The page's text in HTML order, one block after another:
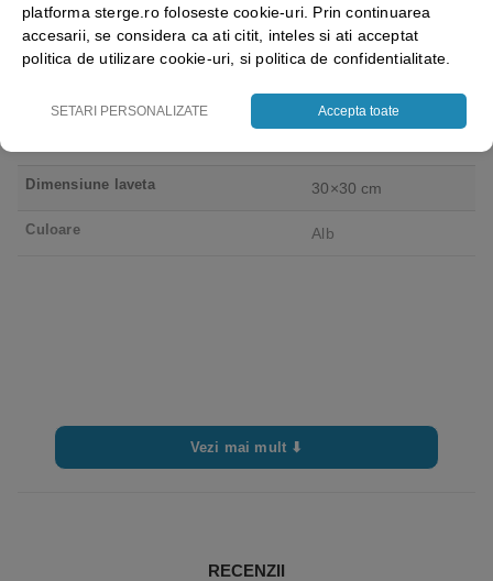
Dimensiune laveta 30×30 cm
Culoare Alb
Vezi mai mult ⬇
RECENZII
platforma sterge.ro foloseste cookie-uri. Prin continuarea
accesarii, se considera ca ati citit, inteles si ati acceptat
politica de utilizare cookie-uri, si politica de confidentialitate.
SETARI PERSONALIZATE Accepta toate